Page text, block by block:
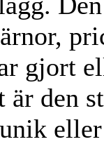
gjort
är den